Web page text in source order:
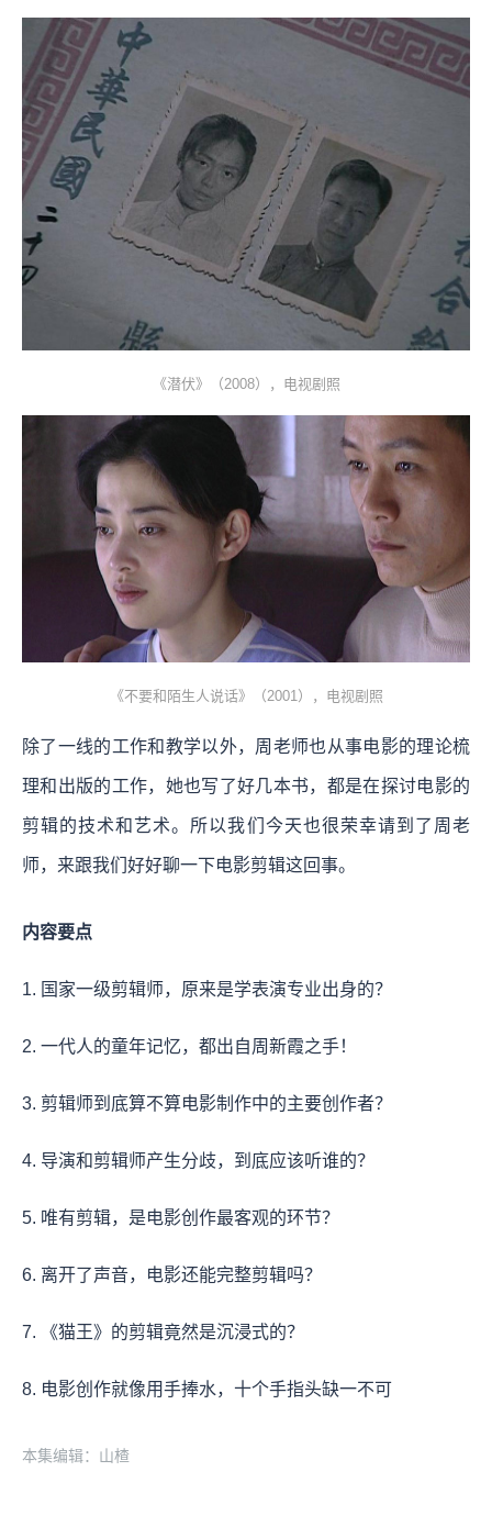
《潜伏》（2008），电视剧照
《不要和陌生人说话》（2001），电视剧照
除了一线的工作和教学以外，周老师也从事电影的理论梳
理和出版的工作，她也写了好几本书，都是在探讨电影的
剪辑的技术和艺术。所以我们今天也很荣幸请到了周老
师，来跟我们好好聊一下电影剪辑这回事。
内容要点
1. 国家一级剪辑师，原来是学表演专业出身的？
2. 一代人的童年记忆，都出自周新霞之手！
3. 剪辑师到底算不算电影制作中的主要创作者？
4. 导演和剪辑师产生分歧，到底应该听谁的？
5. 唯有剪辑，是电影创作最客观的环节？
6. 离开了声音，电影还能完整剪辑吗？
7. 《猫王》的剪辑竟然是沉浸式的？
8. 电影创作就像用手捧水，十个手指头缺一不可
本集编辑：山楂